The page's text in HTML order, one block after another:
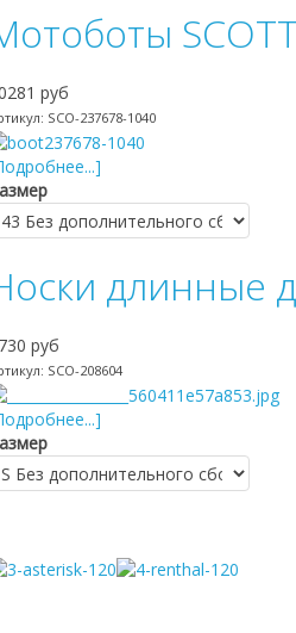
руб
SCO-237678-1040
длинные
руб
SCO-208604